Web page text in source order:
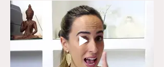
te ensinarei a usar o método Muscow, que
é uma forma prática e divertida pra vc
saber o quê priorizar e definir o que
realmente importa para você e seu noivo.